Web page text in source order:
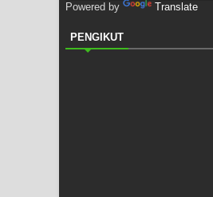
Powered by Translate
PENGIKUT